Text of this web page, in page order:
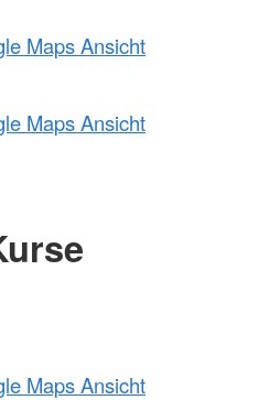
Maps Ansicht
Maps Ansicht
Maps Ansicht